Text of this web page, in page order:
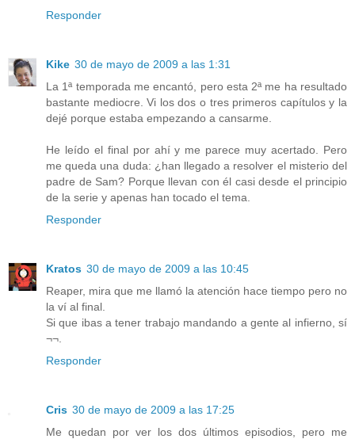
Responder
Kike 30 de mayo de 2009 a las 1:31
La 1ª temporada me encantó, pero esta 2ª me ha resultado
bastante mediocre. Vi los dos o tres primeros capítulos y la
dejé porque estaba empezando a cansarme.
He leído el final por ahí y me parece muy acertado. Pero
me queda una duda: ¿han llegado a resolver el misterio del
padre de Sam? Porque llevan con él casi desde el principio
de la serie y apenas han tocado el tema.
Responder
Kratos 30 de mayo de 2009 a las 10:45
Reaper, mira que me llamó la atención hace tiempo pero no
la ví al final.
Si que ibas a tener trabajo mandando a gente al infierno, sí
¬¬.
Responder
Cris 30 de mayo de 2009 a las 17:25
Me quedan por ver los dos últimos episodios, pero me